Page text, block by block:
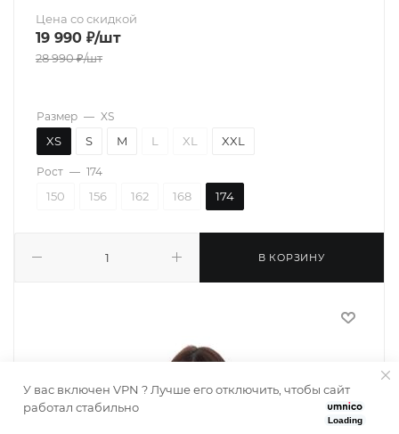
Цена со скидкой
19 990 ₽/шт
28 990₽/шт
В КОРЗИНУ
Размер — XS
XS S M L XL XXL
Рост — 174
150 156 162 168 174
Loading
У вас включен VPN ? Лучше его отключить, чтобы сайт
работал стабильно